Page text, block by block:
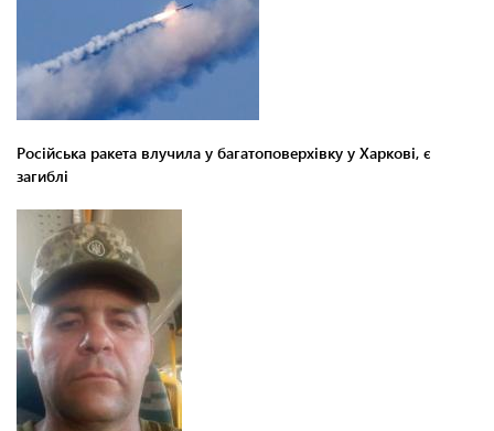
Російська ракета влучила у багатоповерхівку у Харкові, є
загиблі